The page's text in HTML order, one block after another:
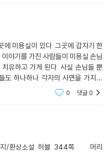
에 미용실이 있다. 그곳에 갑자기 한
야기를 가진 사람들이 미용실 손님
유하고 가게 된다. 사실 손님들 뿐
도 하나하나 각자의 사연을 가지고
아프게, 때론 담담하게 보여준다.
0 댓글0